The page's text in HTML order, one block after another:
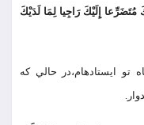
إِلَيْكَ رَاجِيا لِمَا لَدَيْكَ
ايستاده‏ام،در حالي كه